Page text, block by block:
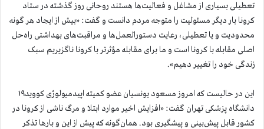
تعطیلی بسیاری از مشاغل و فعالیت‌ها هستند روحانی روز گذشته در ستاد
کرونا بار دیگر مسئولیت را متوجه مردم دانست و گفت: «بیش از ایجاد هر گونه
محدودیت و یا تعطیلی، رعایت دستورالعمل‌ها و مراقبت‌های بهداشتی راه‌حل
اصلی مقابله با کرونا است و ما برای مقابله مؤثرتر با کرونا ناگزیریم سبک
زندگی خود را تغییر دهیم».
این در حالیست که امروز مسعود یونسیان عضو کمیته اپیدمیولوژی کووید۱۹
دانشگاه پزشکی تهران گفت: «افزایش اخیر موارد ابتلا و مرگ ناشی از کرونا در
کشور قابل پیش‌بینی و پیشگیری بود. همان‌گونه که پیش از این و بار‌ها تذکر